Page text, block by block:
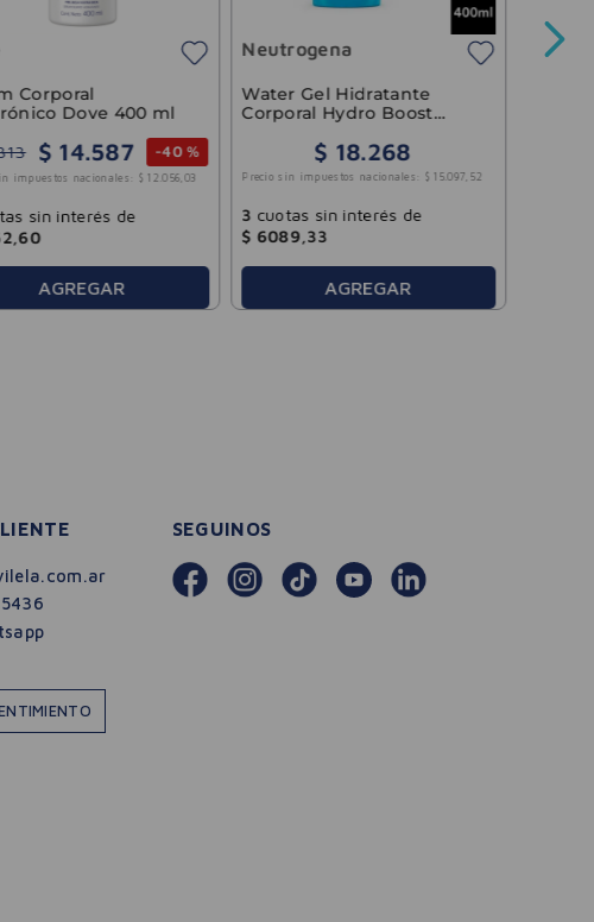
Corporal
Dove 400 ml
$ 14.587 -40 %
impuestos nacionales: $ 12 .056 03
sin interés de
,60
AGREGAR
Neutrogena
Water Gel Hidratante
Corporal Hydro Boost
$ 18.268
Precio sin impuestos nacionales: $ 15.097, 52
3 cuotas sin interés de
$ 6089,33
AGREGAR
$
SEGUINOS